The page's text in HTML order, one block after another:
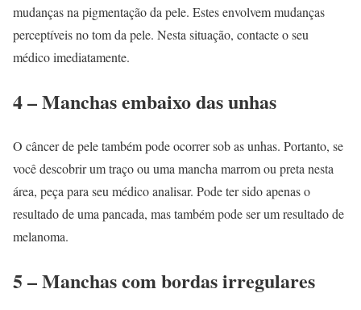
mudanças na pigmentação da pele. Estes envolvem mudanças
perceptíveis no tom da pele. Nesta situação, contacte o seu
médico imediatamente.
4 – Manchas embaixo das unhas
O câncer de pele também pode ocorrer sob as unhas. Portanto, se
você descobrir um traço ou uma mancha marrom ou preta nesta
área, peça para seu médico analisar. Pode ter sido apenas o
resultado de uma pancada, mas também pode ser um resultado de
melanoma.
5 – Manchas com bordas irregulares